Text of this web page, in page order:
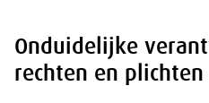
Onduidelijke
rechten en plichten